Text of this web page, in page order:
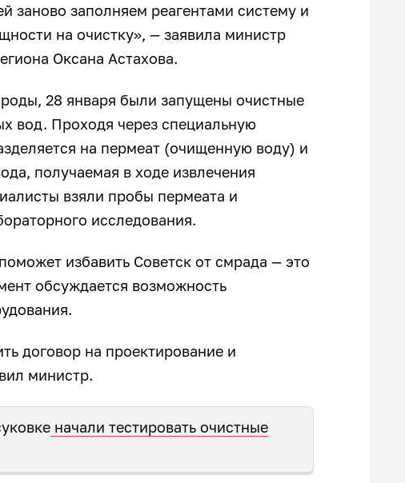
заново заполняем реагентами систему и
на очистку», — заявила министр
Оксана Астахова.
28 января были запущены очистные
вод. Проходя через специальную
на пермеат (очищенную воду) и
получаемая в ходе извлечения
взяли пробы пермеата и
исследования.
избавить Советск от смрада — это
обсуждается возможность
договор на проектирование и
министр.
начали тестировать очистные